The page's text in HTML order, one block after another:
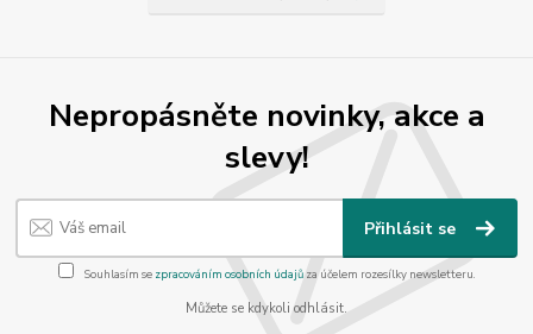
Nepropásněte novinky, akce a
slevy!
Přihlásit se
Souhlasím se zpracováním osobních údajůza účelem rozesílky newsletteru.
Můžete se kdykoli odhlásit.